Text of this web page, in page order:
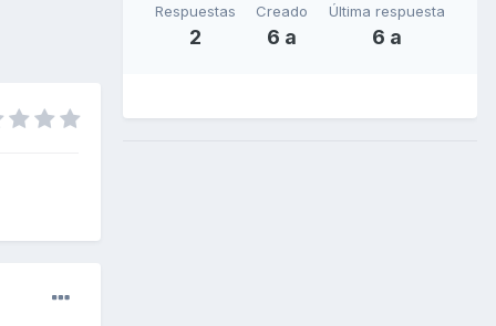
Respuestas
2
Creado
6 a
Última respuesta
6 a